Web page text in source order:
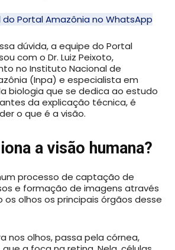
do Portal Amazônia no WhatsApp
dúvida, a equipe do Portal
com o Dr. Luiz Peixoto,
no Instituto Nacional de
(Inpa) e especialista em
biologia que se dedica ao estudo
da explicação técnica, é
o que é a visão.
a visão humana?
processo de captação de
e formação de imagens através
os olhos os principais órgãos desse
nos olhos, passa pela córnea,